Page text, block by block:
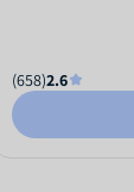
2.6
(658)